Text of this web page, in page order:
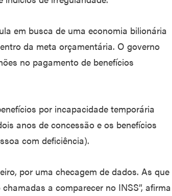
em busca de uma economia bilionária
da meta orçamentária. O governo
no pagamento de benefícios
por incapacidade temporária
anos de concessão e os benefícios
com deficiência).
por uma checagem de dados. As que
a comparecer no INSS”, afirma